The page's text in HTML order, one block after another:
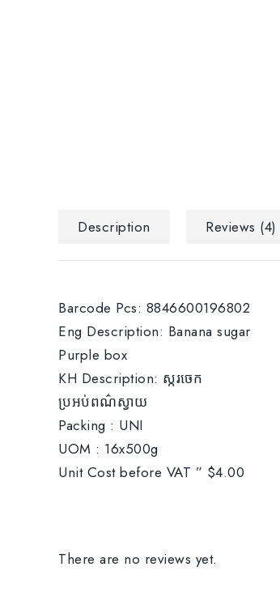
Description Reviews (4)
Barcode Pcs: 8846600196802
Eng Description: Banana sugar
Purple box
KH Description: ស្ករចេក
ប្រអប់ពណ៌ស្វាយ
Packing : UNI
UOM : 16x500g
Unit Cost before VAT ” $4.00
There are no reviews yet.